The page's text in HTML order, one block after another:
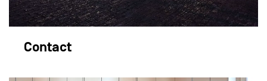
Contact